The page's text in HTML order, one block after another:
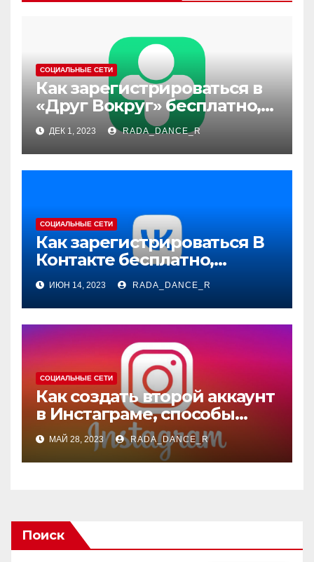
СОЦИАЛЬНЫЕ СЕТИ
Как зарегистрироваться в
«Друг Вокруг» бесплатно,
регистрация на сайте
знакомств с компьютера,
телефона
ДЕК 1, 2023 RADA_DANCE_R
СОЦИАЛЬНЫЕ СЕТИ
Как зарегистрироваться В
Контакте бесплатно,
способы прямо сейчас
создать страницу
ИЮН 14, 2023 RADA_DANCE_R
СОЦИАЛЬНЫЕ СЕТИ
Как создать второй аккаунт
в Инстаграме, способы
создания
дополнительного профиля
МАЙ 28, 2023 RADA_DANCE_R
Поиск